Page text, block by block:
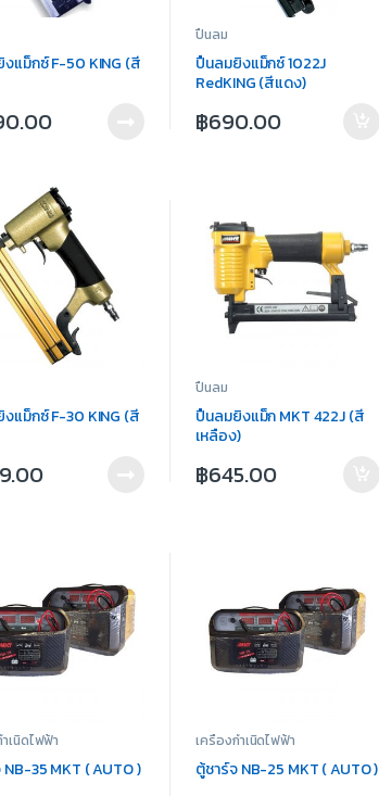
แม็กซ์ F-50 KING (สี
ปืนลม
ปืนลมยิงแม็กซ์ 1022J
RedKING (สีแดง)
฿690.00
แม็กซ์ F-30 KING (สี
ปืนลม
ปืนลมยิงแม็ก MKT 422J (สี
เหลือง)
฿645.00
เนิดไฟฟ้า
35 MKT ( AUTO )
เครื่องกำเนิดไฟฟ้า
ตู้ชาร์จ NB-25 MKT ( AUTO )